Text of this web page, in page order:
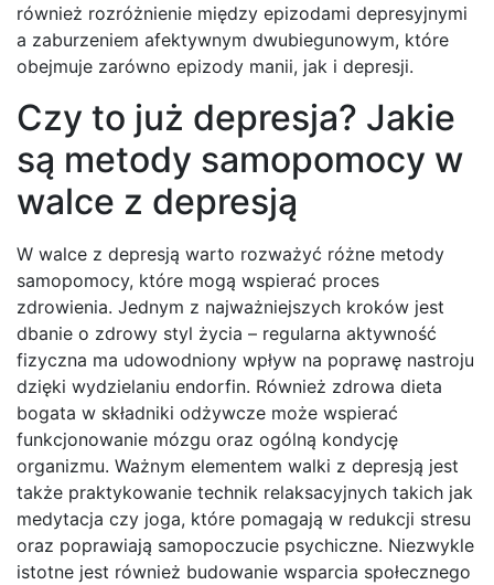
również rozróżnienie między epizodami depresyjnymi
a zaburzeniem afektywnym dwubiegunowym, które
obejmuje zarówno epizody manii, jak i depresji.
Czy to już depresja? Jakie
są metody samopomocy w
walce z depresją
W walce z depresją warto rozważyć różne metody
samopomocy, które mogą wspierać proces
zdrowienia. Jednym z najważniejszych kroków jest
dbanie o zdrowy styl życia – regularna aktywność
fizyczna ma udowodniony wpływ na poprawę nastroju
dzięki wydzielaniu endorfin. Również zdrowa dieta
bogata w składniki odżywcze może wspierać
funkcjonowanie mózgu oraz ogólną kondycję
organizmu. Ważnym elementem walki z depresją jest
także praktykowanie technik relaksacyjnych takich jak
medytacja czy joga, które pomagają w redukcji stresu
oraz poprawiają samopoczucie psychiczne. Niezwykle
istotne jest również budowanie wsparcia społecznego